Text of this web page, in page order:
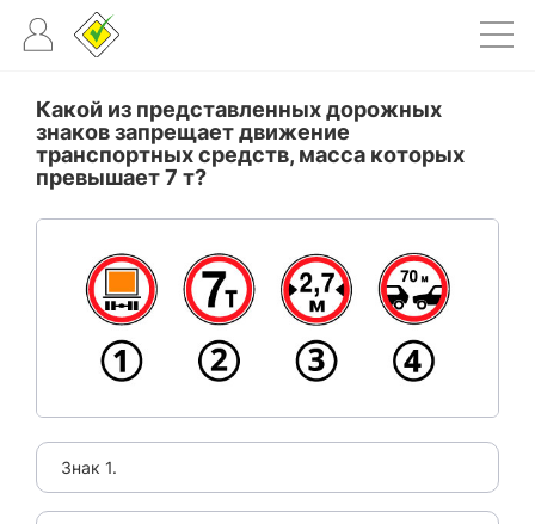
Какой из представленных дорожных
знаков запрещает движение
транспортных средств, масса которых
превышает 7 т?
Знак 1.